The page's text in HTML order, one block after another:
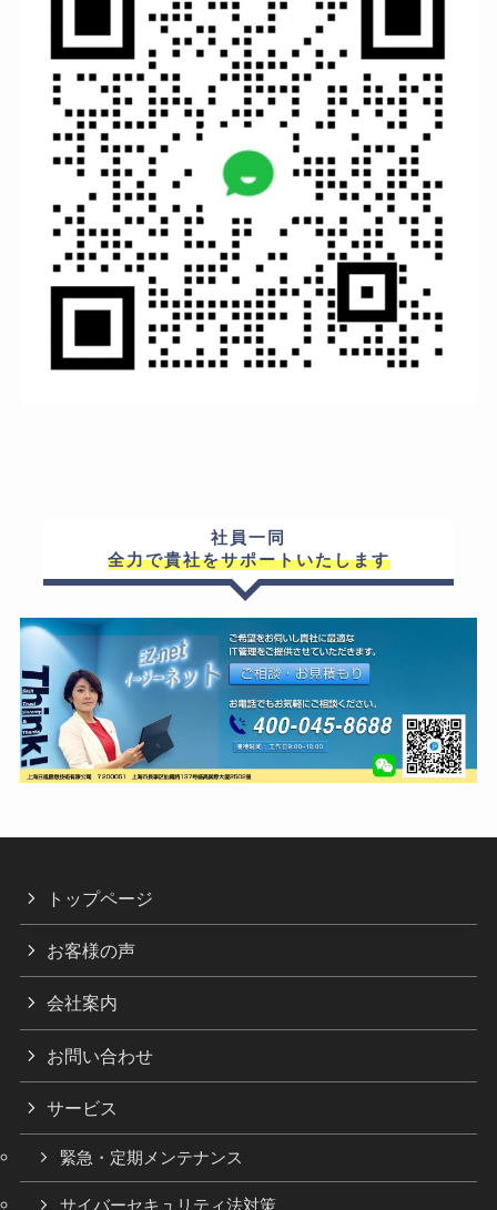
社員一同
全力で貴社をサポートいたします
トップページ
お客様の声
会社案内
お問い合わせ
サービス
緊急・定期メンテナンス
サイバーセキュリティ法対策